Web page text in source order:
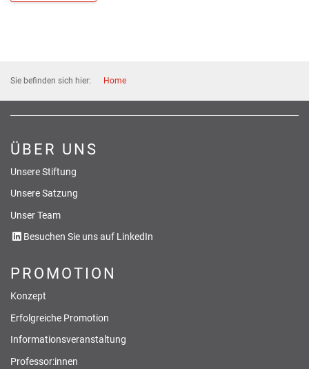
Sie befinden sich hier: Home
ÜBER UNS
Unsere Stiftung
Unsere Satzung
Unser Team
Besuchen Sie uns auf LinkedIn
PROMOTION
Konzept
Erfolgreiche Promotion
Informationsveranstaltung
Professor:innen